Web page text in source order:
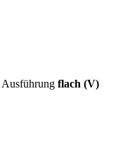
Ausführung flach (V)